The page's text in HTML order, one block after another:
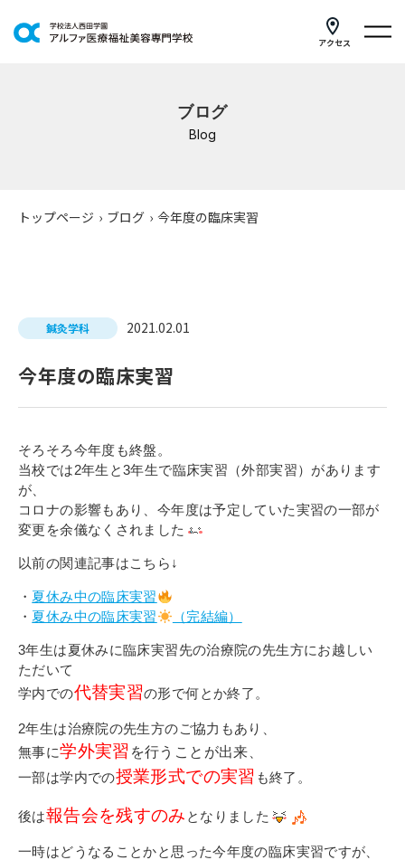
アクセス
研修・講座
公共職業訓練
よくあるご質問
在校生の皆さまへ
卒業生の皆さまへ
新着情報
ブログ
コラム
お問い合わせ
資料請求
インターネット出願
教職員採用情報
その他
個人情報の取り扱いについて
ブログ
Blog
トップページ › ブログ › 今年度の臨床実習
鍼灸学科 2021.02.01
今年度の臨床実習
そろそろ今年度も終盤。
当校では2年生と3年生で臨床実習（外部実習）があります
が、
コロナの影響もあり、今年度は予定していた実習の一部が
変更を余儀なくされました
以前の関連記事はこちら↓
・ 夏休み中の臨床実習
・ 夏休み中の臨床実習 （完結編）
3年生は夏休みに臨床実習先の治療院の先生方にお越しい
ただいて
学内での代替実習の形で何とか終了。
2年生は治療院の先生方のご協力もあり、
無事に学外実習 を行うことが出来
一部は学内での授業形式での実習 も終了。
後は報告会を残すのみ となりました
一時はどうなることかと思った今年度の臨床実習ですが、